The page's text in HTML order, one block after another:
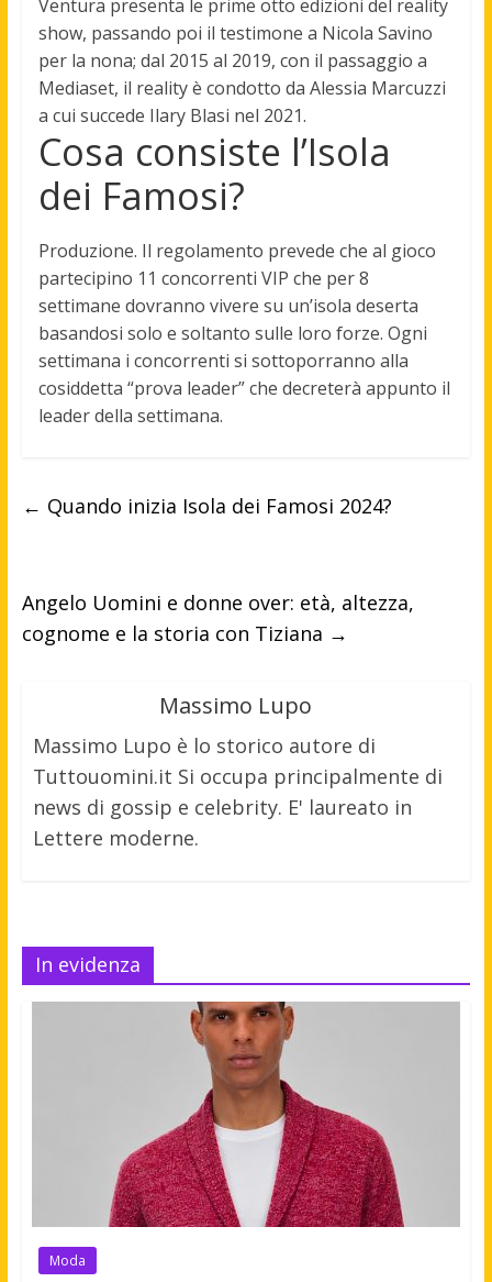
Ventura presenta le prime otto edizioni del reality
show, passando poi il testimone a Nicola Savino
per la nona; dal 2015 al 2019, con il passaggio a
Mediaset, il reality è condotto da Alessia Marcuzzi
a cui succede Ilary Blasi nel 2021.
Cosa consiste l’Isola
dei Famosi?
Produzione. Il regolamento prevede che al gioco
partecipino 11 concorrenti VIP che per 8
settimane dovranno vivere su un’isola deserta
basandosi solo e soltanto sulle loro forze. Ogni
settimana i concorrenti si sottoporranno alla
cosiddetta “prova leader” che decreterà appunto il
leader della settimana.
← Quando inizia Isola dei Famosi 2024?
Angelo Uomini e donne over: età, altezza,
cognome e la storia con Tiziana →
Massimo Lupo
Massimo Lupo è lo storico autore di
Tuttouomini.it Si occupa principalmente di
news di gossip e celebrity. E' laureato in
Lettere moderne.
In evidenza
Moda